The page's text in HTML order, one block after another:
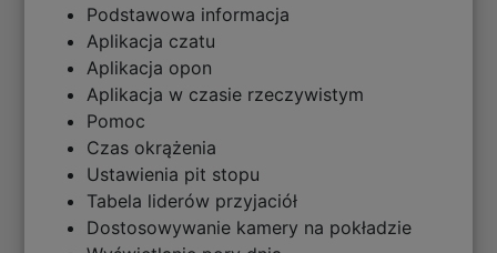
Podstawowa informacja
Aplikacja czatu
Aplikacja opon
Aplikacja w czasie rzeczywistym
Pomoc
Czas okrążenia
Ustawienia pit stopu
Tabela liderów przyjaciół
Dostosowywanie kamery na pokładzie